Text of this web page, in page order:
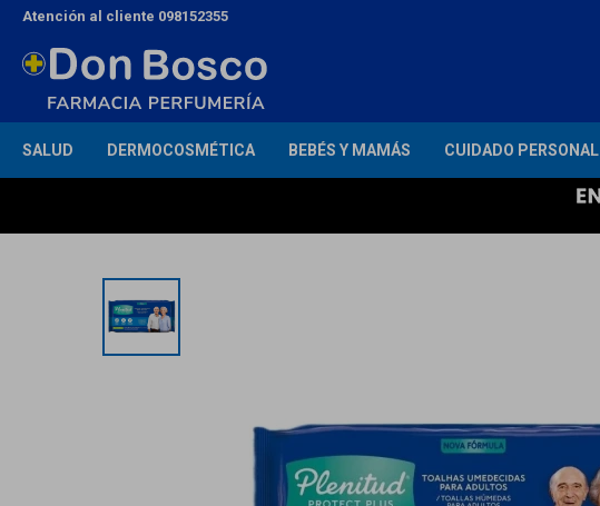
SALUD DERMOCOSMÉTICA BEBÉS Y MAMÁS CUIDADO PERSONAL
Atención al cliente 098152355